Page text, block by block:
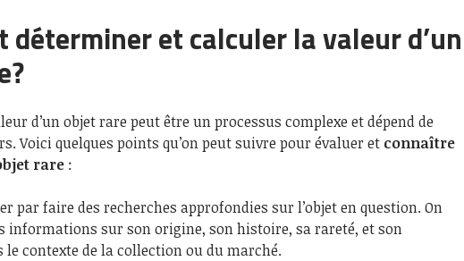
déterminer et calculer la valeur d’un
d’un objet rare peut être un processus complexe et dépend de
Voici quelques points qu’on peut suivre pour évaluer et connaître
rare :
par faire des recherches approfondies sur l’objet en question. On
informations sur son origine, son histoire, sa rareté, et son
le contexte de la collection ou du marché.